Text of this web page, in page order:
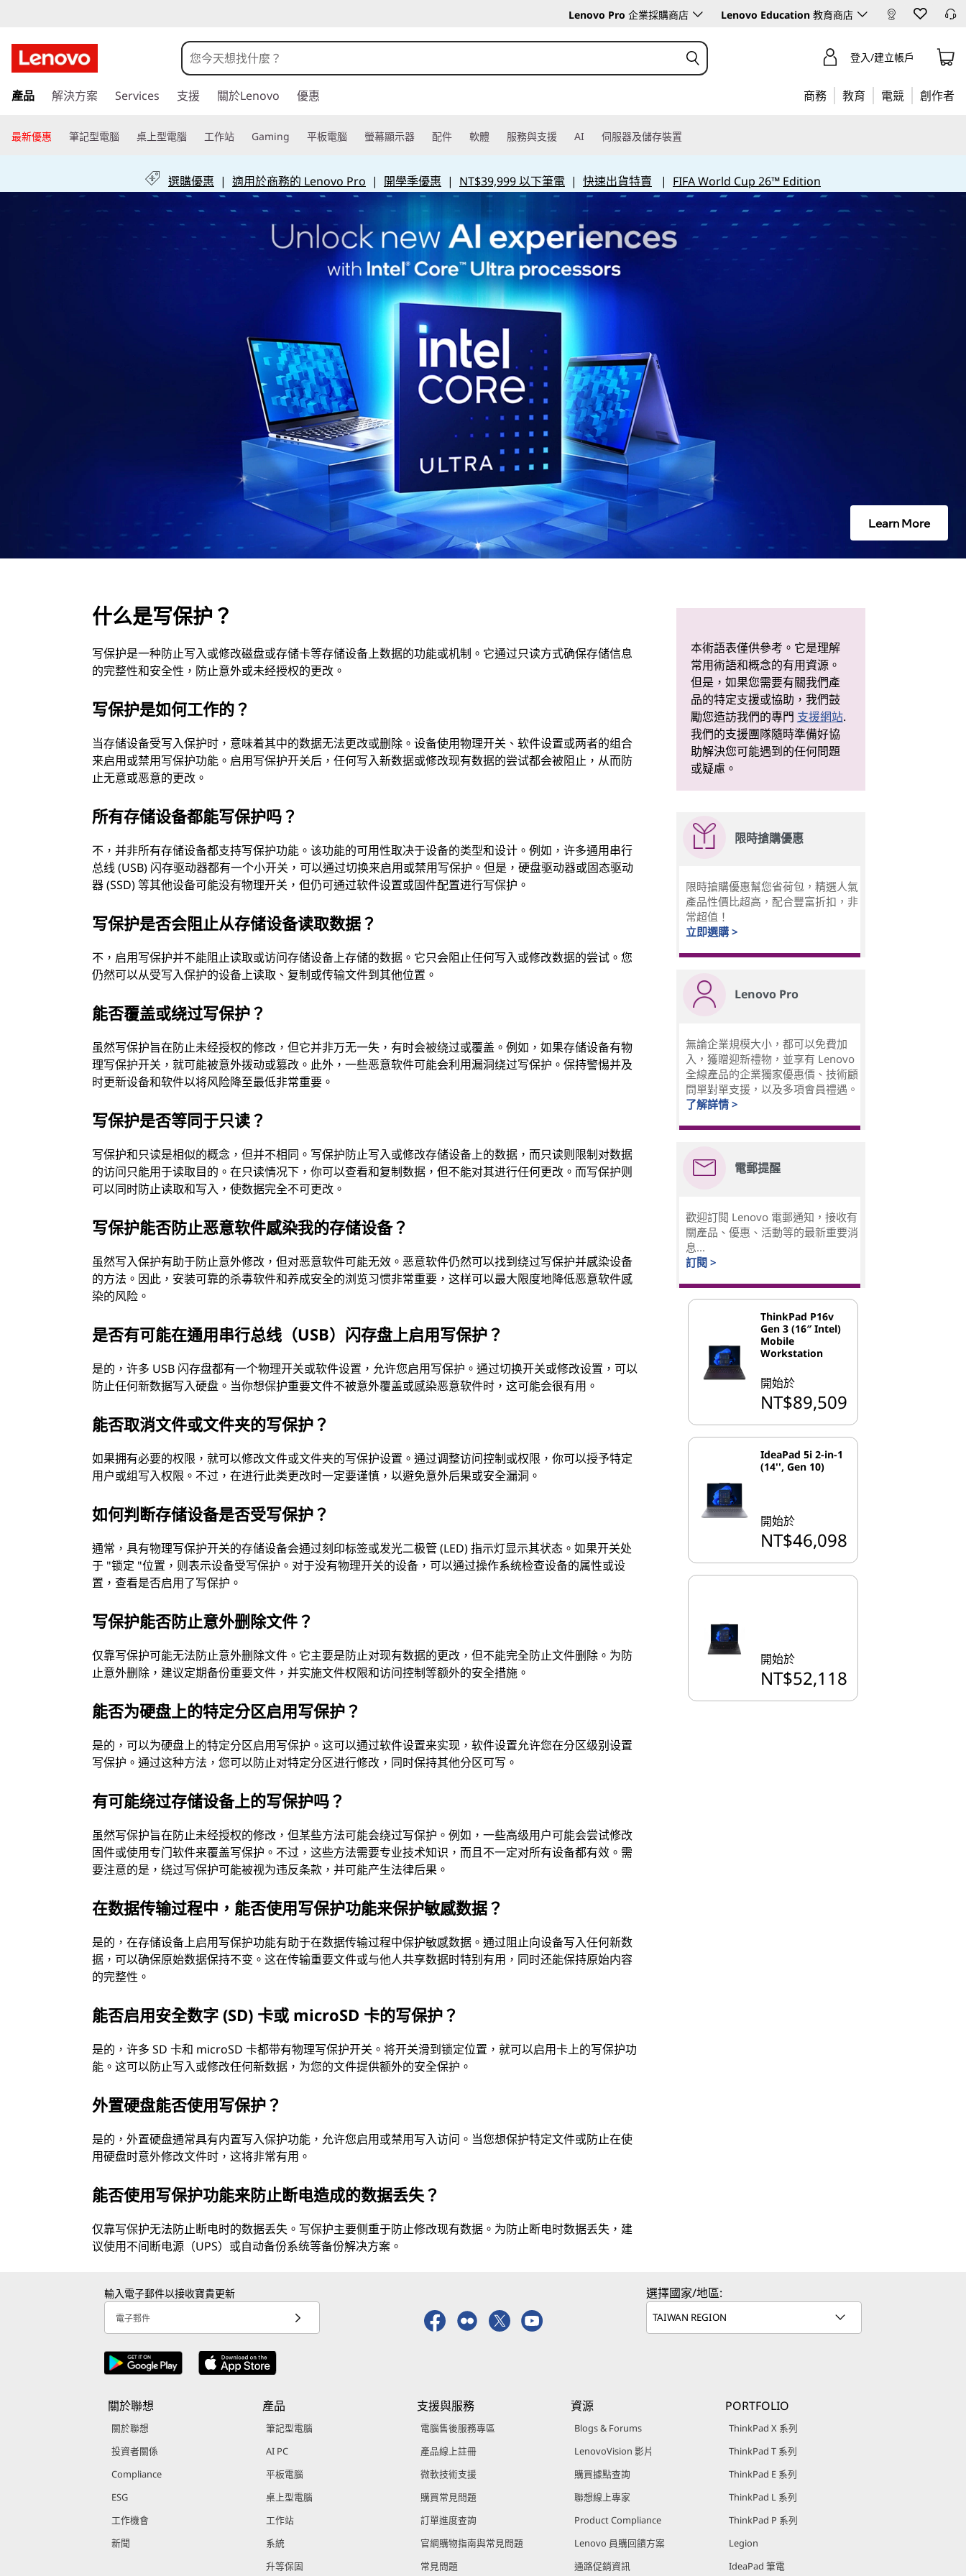
么
是
保
Lenovo Pro 企業採購商店 Lenovo Education 教育商店
至
要
登入/建立帳戶
產品 解決方案 Services 支援 關於Lenovo 優惠 商務 教育 電競 創作者
最新優惠 筆記型電腦 桌上型電腦 工作站 Gaming 平板電腦 螢幕顯示器 配件 軟體 服務與支援 AI 伺服器及儲存裝置
選購優惠 | 適用於商務的 Lenovo Pro | 開學季優惠 | NT$39,999 以下筆電 | 快速出貨特賣 | FIFA World Cup 26™ Edition
Learn More
什么是写保护？
写保护是一种防止写入或修改磁盘或存储卡等存储设备上数据的功能或机制。它通过只读方式确保存储信息
的完整性和安全性，防止意外或未经授权的更改。
写保护是如何工作的？
当存储设备受写入保护时，意味着其中的数据无法更改或删除。设备使用物理开关、软件设置或两者的组合
来启用或禁用写保护功能。启用写保护开关后，任何写入新数据或修改现有数据的尝试都会被阻止，从而防
止无意或恶意的更改。
所有存储设备都能写保护吗？
不，并非所有存储设备都支持写保护功能。该功能的可用性取决于设备的类型和设计。例如，许多通用串行
总线 (USB) 闪存驱动器都有一个小开关，可以通过切换来启用或禁用写保护。但是，硬盘驱动器或固态驱动
器 (SSD) 等其他设备可能没有物理开关，但仍可通过软件设置或固件配置进行写保护。
写保护是否会阻止从存储设备读取数据？
不，启用写保护并不能阻止读取或访问存储设备上存储的数据。它只会阻止任何写入或修改数据的尝试。您
仍然可以从受写入保护的设备上读取、复制或传输文件到其他位置。
能否覆盖或绕过写保护？
虽然写保护旨在防止未经授权的修改，但它并非万无一失，有时会被绕过或覆盖。例如，如果存储设备有物
理写保护开关，就可能被意外拨动或篡改。此外，一些恶意软件可能会利用漏洞绕过写保护。保持警惕并及
时更新设备和软件以将风险降至最低非常重要。
写保护是否等同于只读？
写保护和只读是相似的概念，但并不相同。写保护防止写入或修改存储设备上的数据，而只读则限制对数据
的访问只能用于读取目的。在只读情况下，你可以查看和复制数据，但不能对其进行任何更改。而写保护则
可以同时防止读取和写入，使数据完全不可更改。
写保护能否防止恶意软件感染我的存储设备？
虽然写入保护有助于防止意外修改，但对恶意软件可能无效。恶意软件仍然可以找到绕过写保护并感染设备
的方法。因此，安装可靠的杀毒软件和养成安全的浏览习惯非常重要，这样可以最大限度地降低恶意软件感
染的风险。
是否有可能在通用串行总线（USB）闪存盘上启用写保护？
是的，许多 USB 闪存盘都有一个物理开关或软件设置，允许您启用写保护。通过切换开关或修改设置，可以
防止任何新数据写入硬盘。当你想保护重要文件不被意外覆盖或感染恶意软件时，这可能会很有用。
能否取消文件或文件夹的写保护？
如果拥有必要的权限，就可以修改文件或文件夹的写保护设置。通过调整访问控制或权限，你可以授予特定
用户或组写入权限。不过，在进行此类更改时一定要谨慎，以避免意外后果或安全漏洞。
如何判断存储设备是否受写保护？
通常，具有物理写保护开关的存储设备会通过刻印标签或发光二极管 (LED) 指示灯显示其状态。如果开关处
于 "锁定 "位置，则表示设备受写保护。对于没有物理开关的设备，可以通过操作系统检查设备的属性或设
置，查看是否启用了写保护。
写保护能否防止意外删除文件？
仅靠写保护可能无法防止意外删除文件。它主要是防止对现有数据的更改，但不能完全防止文件删除。为防
止意外删除，建议定期备份重要文件，并实施文件权限和访问控制等额外的安全措施。
能否为硬盘上的特定分区启用写保护？
是的，可以为硬盘上的特定分区启用写保护。这可以通过软件设置来实现，软件设置允许您在分区级别设置
写保护。通过这种方法，您可以防止对特定分区进行修改，同时保持其他分区可写。
有可能绕过存储设备上的写保护吗？
虽然写保护旨在防止未经授权的修改，但某些方法可能会绕过写保护。例如，一些高级用户可能会尝试修改
固件或使用专门软件来覆盖写保护。不过，这些方法需要专业技术知识，而且不一定对所有设备都有效。需
要注意的是，绕过写保护可能被视为违反条款，并可能产生法律后果。
在数据传输过程中，能否使用写保护功能来保护敏感数据？
是的，在存储设备上启用写保护功能有助于在数据传输过程中保护敏感数据。通过阻止向设备写入任何新数
据，可以确保原始数据保持不变。这在传输重要文件或与他人共享数据时特别有用，同时还能保持原始内容
的完整性。
能否启用安全数字 (SD) 卡或 microSD 卡的写保护？
是的，许多 SD 卡和 microSD 卡都带有物理写保护开关。将开关滑到锁定位置，就可以启用卡上的写保护功
能。这可以防止写入或修改任何新数据，为您的文件提供额外的安全保护。
外置硬盘能否使用写保护？
是的，外置硬盘通常具有内置写入保护功能，允许您启用或禁用写入访问。当您想保护特定文件或防止在使
用硬盘时意外修改文件时，这将非常有用。
能否使用写保护功能来防止断电造成的数据丢失？
仅靠写保护无法防止断电时的数据丢失。写保护主要侧重于防止修改现有数据。为防止断电时数据丢失，建
议使用不间断电源（UPS）或自动备份系统等备份解决方案。
本術語表僅供參考。它是理解
常用術語和概念的有用資源。
但是，如果您需要有關我們產
品的特定支援或協助，我們鼓
勵您造訪我們的專門 支援網站.
我們的支援團隊隨時準備好協
助解決您可能遇到的任何問題
或疑慮。
限時搶購優惠
限時搶購優惠幫您省荷包，精選人氣
產品性價比超高，配合豐富折扣，非
常超值！
立即選購 >
Lenovo Pro
無論企業規模大小，都可以免費加
入，獲贈迎新禮物，並享有 Lenovo
全線產品的企業獨家優惠價、技術顧
問單對單支援，以及多項會員禮遇。
了解詳情 >
電郵提醒
歡迎訂閱 Lenovo 電郵通知，接收有
關產品、優惠、活動等的最新重要消
息...
訂閱 >
ThinkPad P16v
Gen 3 (16″ Intel)
Mobile
Workstation
開始於
NT$89,509
IdeaPad 5i 2-in-1
(14'', Gen 10)
開始於
NT$46,098
開始於
NT$52,118
輸入電子郵件以接收寶貴更新
電子郵件
選擇國家/地區:
關於聯想
關於聯想
投資者關係
Compliance
ESG
工作機會
新聞
產品
筆記型電腦
AI PC
平板電腦
桌上型電腦
工作站
系統
升等保固
支援與服務
電腦售後服務專區
產品線上註冊
微軟技術支援
購買常見問題
訂單進度查詢
官網購物指南與常見問題
常見問題
資源
Blogs & Forums
LenovoVision 影片
購買據點查詢
聯想線上專家
Product Compliance
Lenovo 員購回饋方案
通路促銷資訊
PORTFOLIO
ThinkPad X 系列
ThinkPad T 系列
ThinkPad E 系列
ThinkPad L 系列
ThinkPad P 系列
Legion
IdeaPad 筆電